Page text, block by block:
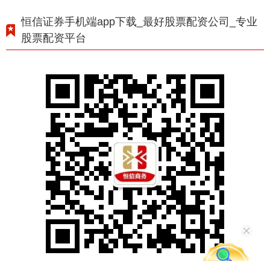
恒信证券手机端app下载_最好股票配资公司_专业
股票配资平台